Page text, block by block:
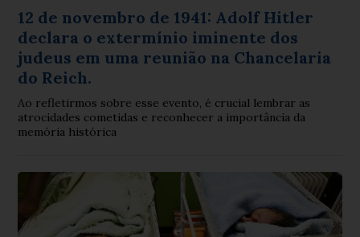
12 de novembro de 1941: Adolf Hitler
declara o extermínio iminente dos
judeus em uma reunião na Chancelaria
do Reich.
Ao refletirmos sobre esse evento, é crucial lembrar as
atrocidades cometidas e reconhecer a importância da
memória histórica